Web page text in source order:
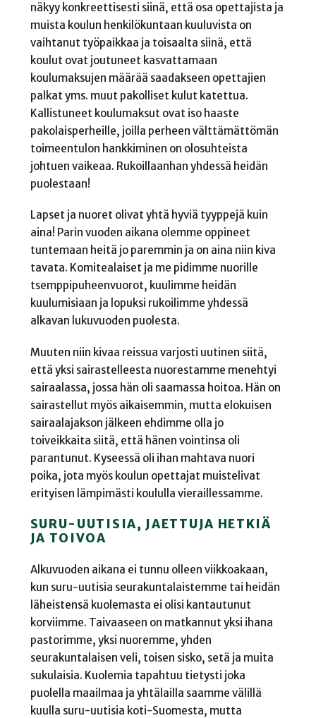
näkyy konkreettisesti siinä, että osa opettajista ja
muista koulun henkilökuntaan kuuluvista on
vaihtanut työpaikkaa ja toisaalta siinä, että
koulut ovat joutuneet kasvattamaan
koulumaksujen määrää saadakseen opettajien
palkat yms. muut pakolliset kulut katettua.
Kallistuneet koulumaksut ovat iso haaste
pakolaisperheille, joilla perheen välttämättömän
toimeentulon hankkiminen on olosuhteista
johtuen vaikeaa. Rukoillaanhan yhdessä heidän
puolestaan!
Lapset ja nuoret olivat yhtä hyviä tyyppejä kuin
aina! Parin vuoden aikana olemme oppineet
tuntemaan heitä jo paremmin ja on aina niin kiva
tavata. Komitealaiset ja me pidimme nuorille
tsemppipuheenvuorot, kuulimme heidän
kuulumisiaan ja lopuksi rukoilimme yhdessä
alkavan lukuvuoden puolesta.
Muuten niin kivaa reissua varjosti uutinen siitä,
että yksi sairastelleesta nuorestamme menehtyi
sairaalassa, jossa hän oli saamassa hoitoa. Hän on
sairastellut myös aikaisemmin, mutta elokuisen
sairaalajakson jälkeen ehdimme olla jo
toiveikkaita siitä, että hänen vointinsa oli
parantunut. Kyseessä oli ihan mahtava nuori
poika, jota myös koulun opettajat muistelivat
erityisen lämpimästi koululla vieraillessamme.
SURU-UUTISIA, JAETTUJA HETKIÄ
JA TOIVOA
Alkuvuoden aikana ei tunnu olleen viikkoakaan,
kun suru-uutisia seurakuntalaistemme tai heidän
läheistensä kuolemasta ei olisi kantautunut
korviimme. Taivaaseen on matkannut yksi ihana
pastorimme, yksi nuoremme, yhden
seurakuntalaisen veli, toisen sisko, setä ja muita
sukulaisia. Kuolemia tapahtuu tietysti joka
puolella maailmaa ja yhtälailla saamme välillä
kuulla suru-uutisia koti-Suomesta, mutta